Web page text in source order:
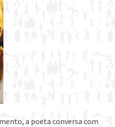
a poeta conversa com